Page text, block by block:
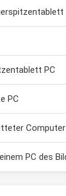
PC
PC
Computer
PC des